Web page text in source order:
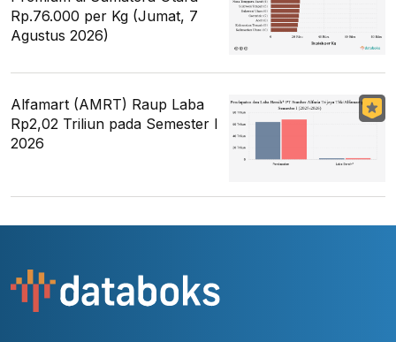
Rp.76.000 per Kg (Jumat, 7
Agustus 2026)
Alfamart (AMRT) Raup Laba
Rp2,02 Triliun pada Semester I
2026